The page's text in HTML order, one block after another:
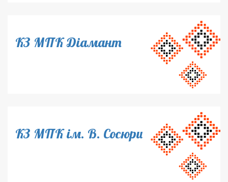
КЗ МПК Діамант
КЗ МПК ім. В. Сосюри